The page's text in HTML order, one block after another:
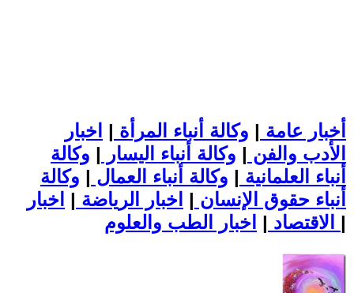
أخبار عامة | وكالة أنباء المرأة | اخبار
الأدب والفن | وكالة أنباء اليسار | وكالة
أنباء العلمانية | وكالة أنباء العمال | وكالة
أنباء حقوق الإنسان | اخبار الرياضة | اخبار
الاقتصاد | |